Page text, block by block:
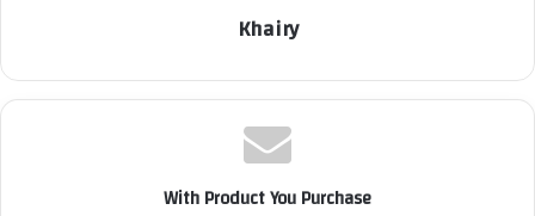
Khairy
With Product You Purchase